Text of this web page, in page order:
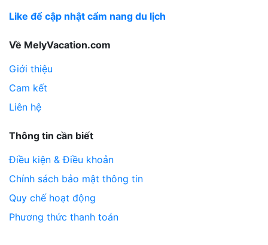
Like để cập nhật cẩm nang du lịch
Về MelyVacation.com
Giới thiệu
Cam kết
Liên hệ
Thông tin cần biết
Điều kiện & Điều khoản
Chính sách bảo mật thông tin
Quy chế hoạt động
Phương thức thanh toán